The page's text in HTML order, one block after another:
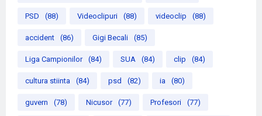
PSD (88) Videoclipuri (88) videoclip (88)
accident (86) Gigi Becali (85)
Liga Campionilor (84) SUA (84) clip (84)
cultura stiinta (84) psd (82) ia (80)
guvern (78) Nicusor (77) Profesori (77)